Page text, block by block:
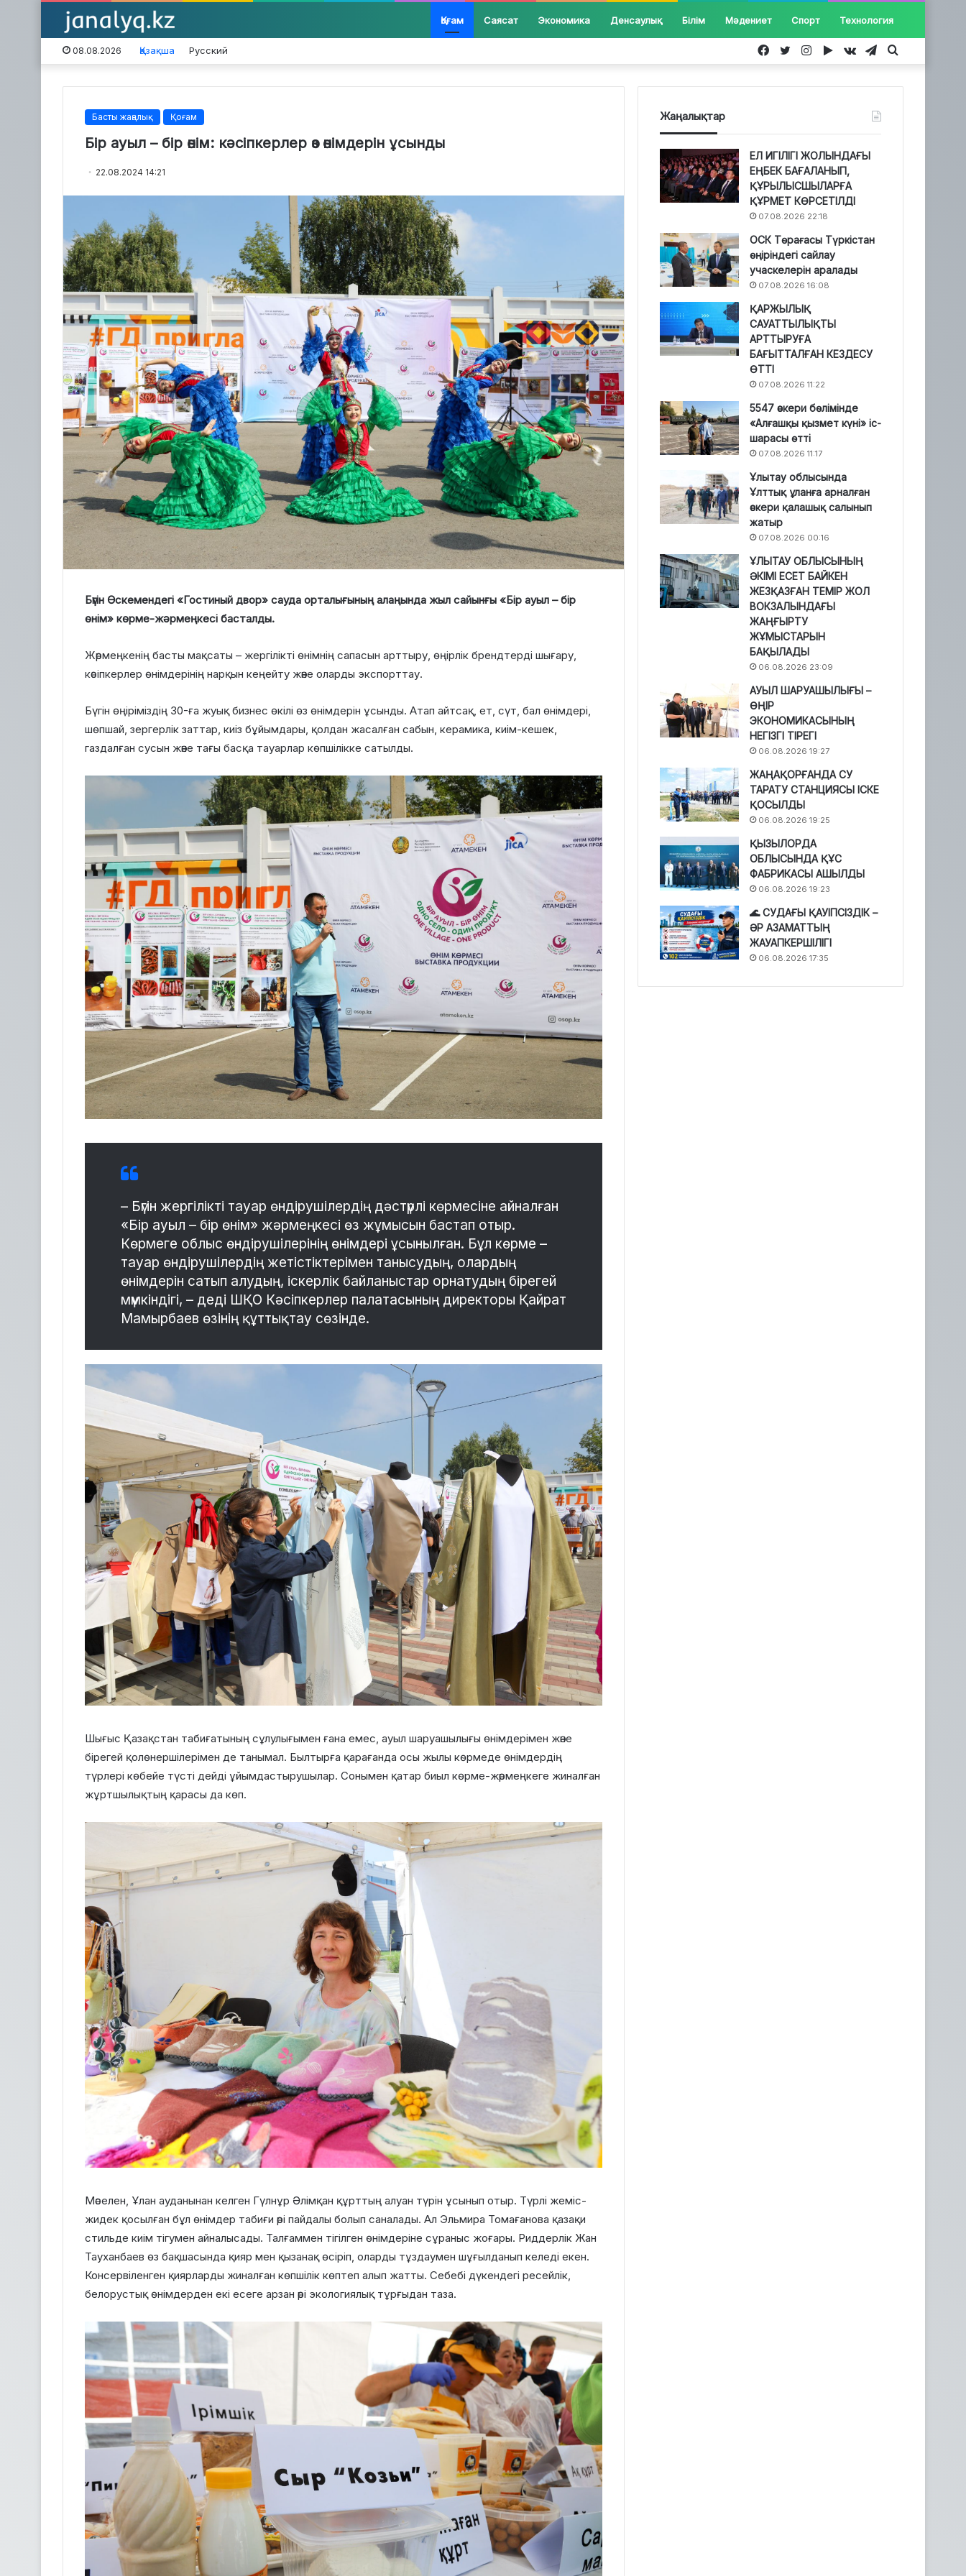
Қоғам Саясат Экономика Денсаулық Білім Мәдениет Спорт Технология
08.08.2026 Қазақша Русский Іздеу...
Telegram
vk.com
Google
Instagram
Twitter
Facebook
Басты жаңалық Қоғам
Бір ауыл – бір өнім: кәсіпкерлер өз өнімдерін ұсынды
22.08.2024 14:21
Бүгін Өскемендегі «Гостиный двор» сауда орталығының алаңында жыл сайынғы «Бір ауыл – бір
өнім» көрме-жәрмеңкесі басталды.
Жәрмеңкенің басты мақсаты – жергілікті өнімнің сапасын арттыру, өңірлік брендтерді шығару,
кәсіпкерлер өнімдерінің нарқын кеңейту және оларды экспорттау.
Бүгін өңіріміздің 30-ға жуық бизнес өкілі өз өнімдерін ұсынды. Атап айтсақ, ет, сүт, бал өнімдері,
шөпшай, зергерлік заттар, киіз бұйымдары, қолдан жасалған сабын, керамика, киім-кешек,
газдалған сусын және тағы басқа тауарлар көпшілікке сатылды.
– Бүгін жергілікті тауар өндірушілердің дәстүрлі көрмесіне айналған
«Бір ауыл – бір өнім» жәрмеңкесі өз жұмысын бастап отыр.
Көрмеге облыс өндірушілерінің өнімдері ұсынылған. Бұл көрме –
тауар өндірушілердің жетістіктерімен танысудың, олардың
өнімдерін сатып алудың, іскерлік байланыстар орнатудың бірегей
мүмкіндігі, – деді ШҚО Кәсіпкерлер палатасының директоры Қайрат
Мамырбаев өзінің құттықтау сөзінде.
Шығыс Қазақстан табиғатының сұлулығымен ғана емес, ауыл шаруашылығы өнімдерімен және
бірегей қолөнершілерімен де танымал. Былтырға қарағанда осы жылы көрмеде өнімдердің
түрлері көбейе түсті дейді ұйымдастырушылар. Сонымен қатар биыл көрме-жәрмеңкеге жиналған
жұртшылықтың қарасы да көп.
Мәселен, Ұлан ауданынан келген Гүлнұр Әлімқан құрттың алуан түрін ұсынып отыр. Түрлі жеміс-
жидек қосылған бұл өнімдер табиғи әрі пайдалы болып саналады. Ал Эльмира Томағанова қазақи
стильде киім тігумен айналысады. Талғаммен тігілген өнімдеріне сұраныс жоғары. Риддерлік Жан
Тауханбаев өз бақшасында қияр мен қызанақ өсіріп, оларды тұздаумен шұғылданып келеді екен.
Консервіленген қиярларды жиналған көпшілік көптеп алып жатты. Себебі дүкендегі ресейлік,
белорустық өнімдерден екі есеге арзан әрі экологиялық тұрғыдан таза.
Жаңалықтар
ЕЛ ИГІЛІГІ ЖОЛЫНДАҒЫ
ЕҢБЕК БАҒАЛАНЫП,
ҚҰРЫЛЫСШЫЛАРҒА
ҚҰРМЕТ КӨРСЕТІЛДІ
07.08.2026 22:18
ОСК Төрағасы Түркістан
өңіріндегі сайлау
учаскелерін аралады
07.08.2026 16:08
ҚАРЖЫЛЫҚ
САУАТТЫЛЫҚТЫ
АРТТЫРУҒА
БАҒЫТТАЛҒАН КЕЗДЕСУ
ӨТТІ
07.08.2026 11:22
5547 әскери бөлімінде
«Алғашқы қызмет күні» іс-
шарасы өтті
07.08.2026 11:17
Ұлытау облысында
Ұлттық ұланға арналған
әскери қалашық салынып
жатыр
07.08.2026 00:16
ҰЛЫТАУ ОБЛЫСЫНЫҢ
ӘКІМІ ЕСЕТ БАЙКЕН
ЖЕЗҚАЗҒАН ТЕМІР ЖОЛ
ВОКЗАЛЫНДАҒЫ
ЖАҢҒЫРТУ
ЖҰМЫСТАРЫН
БАҚЫЛАДЫ
06.08.2026 23:09
АУЫЛ ШАРУАШЫЛЫҒЫ –
ӨҢІР
ЭКОНОМИКАСЫНЫҢ
НЕГІЗГІ ТІРЕГІ
06.08.2026 19:27
ЖАҢАҚОРҒАНДА СУ
ТАРАТУ СТАНЦИЯСЫ ІСКЕ
ҚОСЫЛДЫ
06.08.2026 19:25
ҚЫЗЫЛОРДА
ОБЛЫСЫНДА ҚҰС
ФАБРИКАСЫ АШЫЛДЫ
06.08.2026 19:23
🌊 СУДАҒЫ ҚАУІПСІЗДІК –
ӘР АЗАМАТТЫҢ
ЖАУАПКЕРШІЛІГІ
06.08.2026 17:35